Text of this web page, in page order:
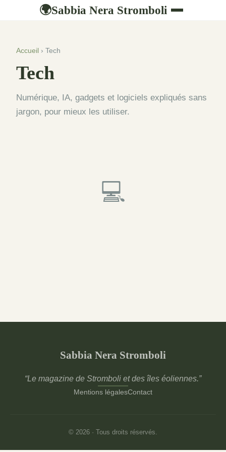
🌍Sabbia Nera Stromboli
Accueil › Tech
Tech
Numérique, IA, gadgets et logiciels expliqués sans
jargon, pour mieux les utiliser.
💻
Sabbia Nera Stromboli
“Le magazine de Stromboli et des îles éoliennes.”
Mentions légalesContact
© 2026 · Tous droits réservés.